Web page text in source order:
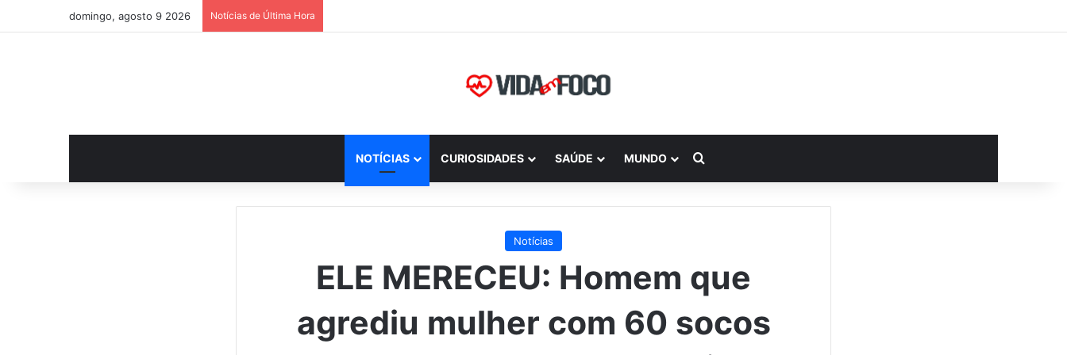
domingo, agosto 9 2026 Notícias de Última Hora
NOTÍCIAS CURIOSIDADES SAÚDE MUNDO
Notícias
ELE MERECEU: Homem que
agrediu mulher com 60 socos